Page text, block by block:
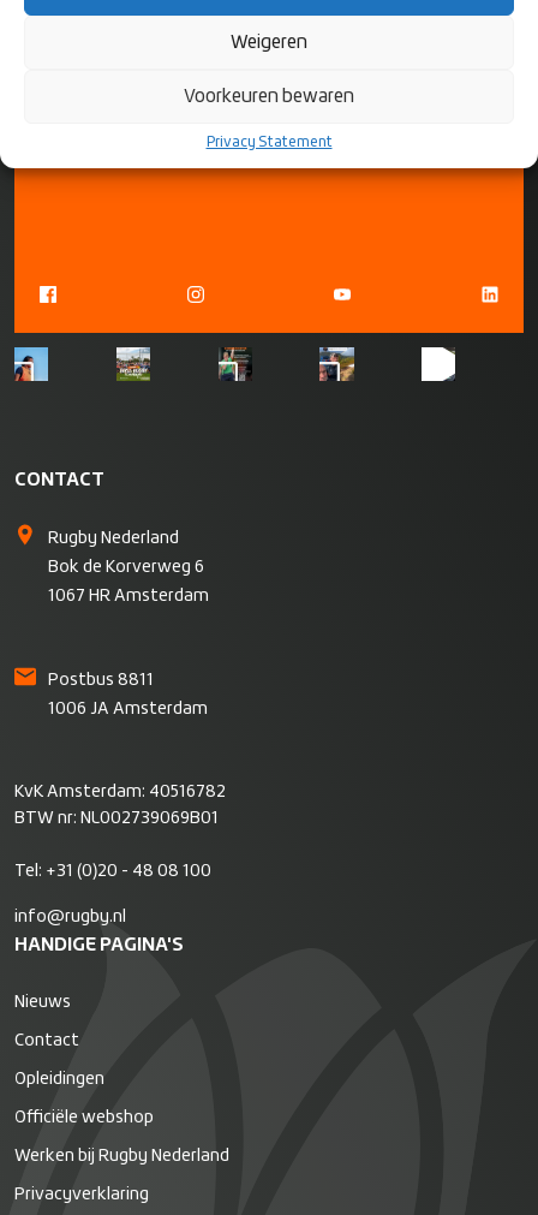
Weigeren
Voorkeuren bewaren
Privacy Statement
CONTACT
Rugby Nederland
Bok de Korverweg 6
1067 HR Amsterdam
Postbus 8811
1006 JA Amsterdam
KvK Amsterdam: 40516782
BTW nr: NL002739069B01
Tel: +31 (0)20 - 48 08 100
info@rugby.nl
HANDIGE PAGINA'S
Nieuws
Contact
Opleidingen
Officiële webshop
Werken bij Rugby Nederland
Privacyverklaring